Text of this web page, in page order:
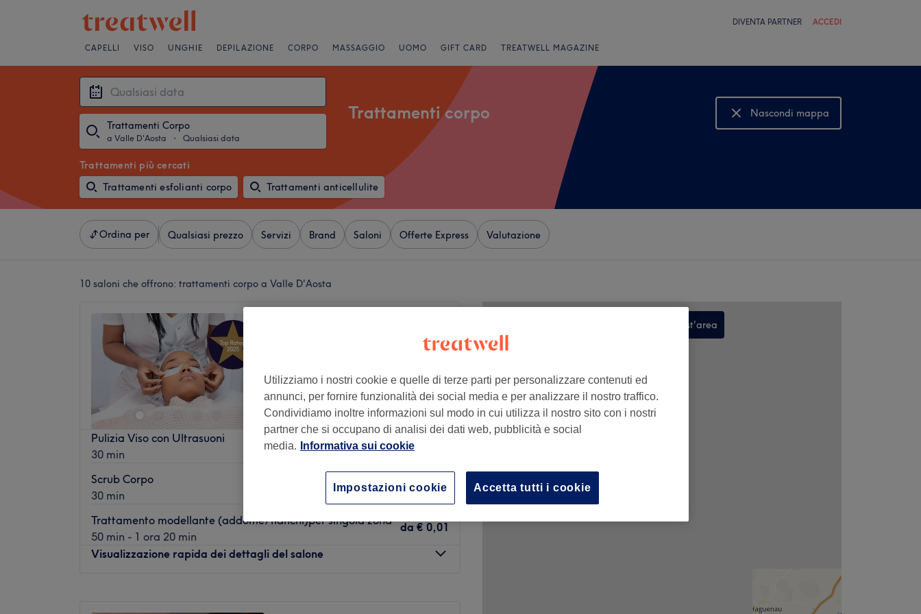
DIVENTA PARTNER ACCEDI
CAPELLI VISO UNGHIE DEPILAZIONE CORPO MASSAGGIO UOMO GIFT CARD TREATWELL MAGAZINE
Trattamenti Corpo
a Valle D'Aosta ・ Qualsiasi data
Trattamenti corpo
Nascondi mappa
Mostra mappa
Trattamenti più cercati
Trattamenti esfolianti corpo
Trattamenti anticellulite
Ordina per Qualsiasi prezzo Servizi Brand Saloni Offerte Express Valutazione
10 saloni che offrono: trattamenti corpo a Valle D'Aosta
Pulizia Viso con Ultrasuoni
30 min
da
Scrub Corpo
30 min
€ 40
Trattamento modellante (addome/fianchi)per singola zona
50 min - 1 ora 20 min
da € 0,01
Visualizzazione rapida dei dettagli del salone
−
Cerca in quest'area
Utilizziamo i nostri cookie e quelle di terze parti per personalizzare contenuti ed
annunci, per fornire funzionalità dei social media e per analizzare il nostro traffico.
Condividiamo inoltre informazioni sul modo in cui utilizza il nostro sito con i nostri
partner che si occupano di analisi dei dati web, pubblicità e social
media.
Informativa sui cookie
Accetta tutti i cookie
Impostazioni cookie